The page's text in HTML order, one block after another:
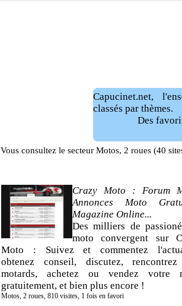
Capucinet.net,
classés par thèmes.
Des
Vous consultez le secteur Motos, 2 roues (40
Crazy Moto : Forum
Annonces Moto
Magazine Online...
Des milliers de
moto convergent sur
Moto : Suivez et commentez
obtenez conseil, discutez,
motards, achetez ou vendez votre
gratuitement, et bien plus encore !
Motos, 2 roues, 810 visites, 1 fois en favori